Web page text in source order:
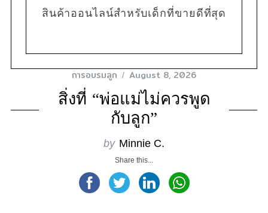
สินค้าออนไลน์สำหรับเด็กที่ขายดีที่สุด
การอบรมลูก August 8, 2026
สิ่งที่ “พ่อแม่ไม่ควรพูด
กับลูก”
by Minnie C.
Share this...